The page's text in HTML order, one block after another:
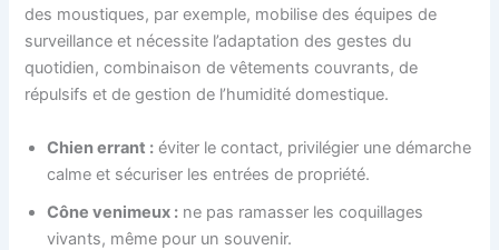
des moustiques, par exemple, mobilise des équipes de
surveillance et nécessite l’adaptation des gestes du
quotidien, combinaison de vêtements couvrants, de
répulsifs et de gestion de l’humidité domestique.
Chien errant : éviter le contact, privilégier une démarche
calme et sécuriser les entrées de propriété.
Cône venimeux : ne pas ramasser les coquillages
vivants, même pour un souvenir.